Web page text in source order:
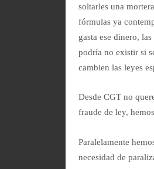
soltarles una
fórmulas ya
gasta ese dinero,
podría no existir si
cambien las leyes
Desde CGT no
fraude de ley,
Paralelamente
necesidad de